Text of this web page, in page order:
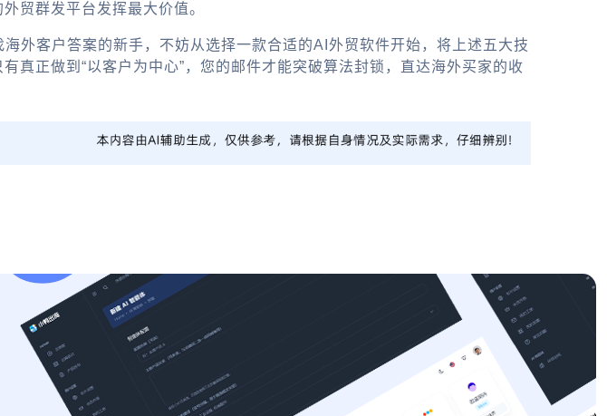
贸群发平台发挥最大价值。
外客户答案的新手，不妨从选择一款合适的AI外贸软件开始，将上述五大技
真正做到“以客户为中心”，您的邮件才能突破算法封锁，直达海外买家的收